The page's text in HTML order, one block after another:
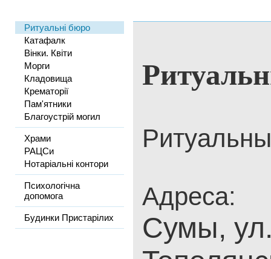
Ритуальні бюро
Катафалк
Вінки. Квіти
Морги
Кладовища
Крематорії
Пам'ятники
Благоустрій могил
Храми
РАЦСи
Нотаріальні контори
Психологічна
допомога
Будинки Пристарілих
Адреса:
Сумы,